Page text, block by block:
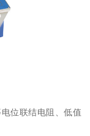
位联结电阻、低值